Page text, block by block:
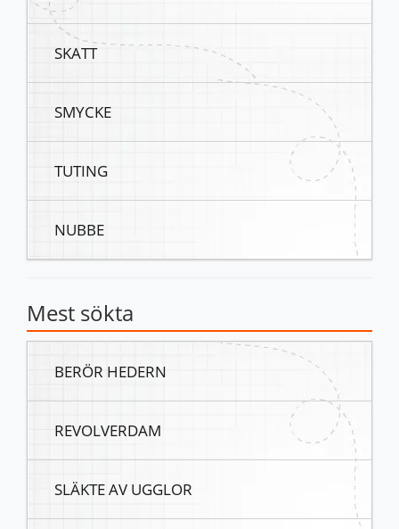
SKATT
SMYCKE
TUTING
NUBBE
Mest sökta
BERÖR HEDERN
REVOLVERDAM
SLÄKTE AV UGGLOR